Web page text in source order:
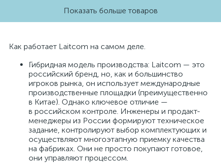
Показать больше товаров
Как работает Laitcom на самом деле.
Гибридная модель производства: Laitcom — это
российский бренд, но, как и большинство
игроков рынка, он использует международные
производственные площадки (преимущественно
в Китае). Однако ключевое отличие —
в российском контроле. Инженеры и продакт-
менеджеры из России формируют техническое
задание, контролируют выбор комплектующих и
осуществляют многоэтапную приемку качества
на фабриках. Они не просто покупают готовое,
они управляют процессом.